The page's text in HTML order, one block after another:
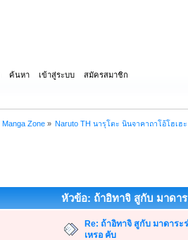
ค้นหา เข้าสู่ระบบ สมัครสมาชิก
Manga Zone» Naruto TH นารุโตะ นินจาคาถาโอ้โฮเฮ
หัวข้อ: ถ้าอิทาจิ สูกับ มาดา
Re: ถ้าอิทาจิ สูกับ มาดาระ
เหรอ คับ